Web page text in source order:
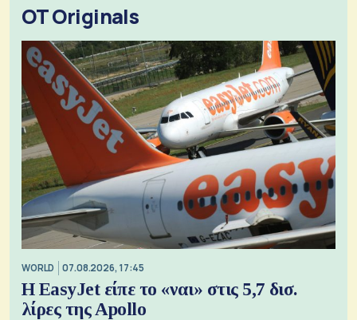
OT Originals
WORLD 07.08.2026, 17:45
Η EasyJet είπε το «ναι» στις 5,7 δισ.
λίρες της Apollo